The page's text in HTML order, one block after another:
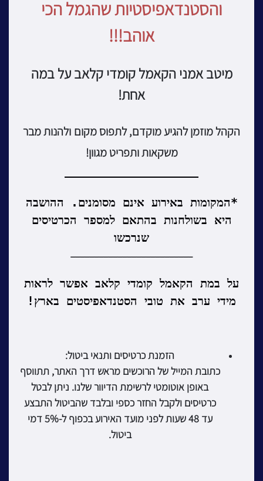
והסטנדאפיסטיות שהגמל הכי
אוהב!!!
מיטב אמני הקאמל קומדי קלאב על במה
אחת!
הקהל מוזמן להגיע מוקדם, לתפוס מקום ולהנות מבר
משקאות ותפריט מגוון!
*המקומות באירוע אינם מסומנים. ההושבה
היא בשולחנות בהתאם למספר הכרטיסים
שנרכשו
על במת הקאמל קומדי קלאב אפשר לראות
מידי ערב את טובי הסטנדאפיסטים בארץ!
הזמנת כרטיסים ותנאי ביטול:
כתובת המייל של הרוכשים מראש דרך האתר, תתווסף
באופן אוטומטי לרשימת הדיוור שלנו. ניתן לבטל
כרטיסים ולקבל החזר כספי ובלבד שהביטול התבצע
עד 48 שעות לפני מועד האירוע בכפוף ל-5% דמי
ביטול.